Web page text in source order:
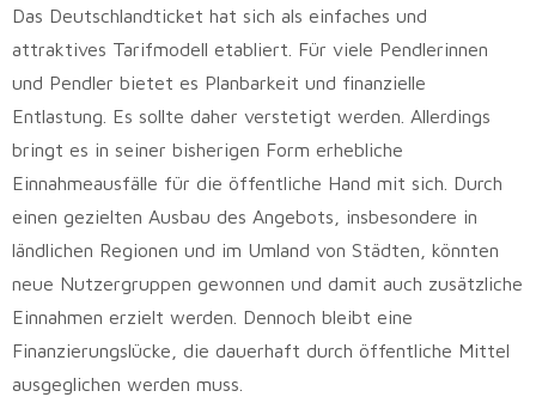
Das Deutschlandticket hat sich als einfaches und
attraktives Tarifmodell etabliert. Für viele Pendlerinnen
und Pendler bietet es Planbarkeit und finanzielle
Entlastung. Es sollte daher verstetigt werden. Allerdings
bringt es in seiner bisherigen Form erhebliche
Einnahmeausfälle für die öffentliche Hand mit sich. Durch
einen gezielten Ausbau des Angebots, insbesondere in
ländlichen Regionen und im Umland von Städten, könnten
neue Nutzergruppen gewonnen und damit auch zusätzliche
Einnahmen erzielt werden. Dennoch bleibt eine
Finanzierungslücke, die dauerhaft durch öffentliche Mittel
ausgeglichen werden muss.